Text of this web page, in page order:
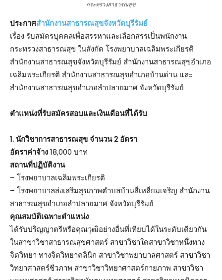
กระทรวงสาธารณสุข
ประกาศสำนักงานสาธารณสุขจังหวัดบุรีรัมย์
เรื่อง รับสมัครบุคคลเพื่อสรรหาและเลือกสรรเป็นพนักงาน
กระทรวงสาธารณสุข ในสังกัด โรงพยาบาลเฉลิมพระเกียรติ
สำนักงานสาธารณสุขจังหวัดบุรีรัมย์ สำนักงานสาธารณสุขอำเภอ
เฉลิมพระเกียรติ สำนักงานสาธารณสุขอำเภอบ้านด่าน และ
สำนักงานสาธารณสุขอำเภอลำปลายมาศ จังหวัดบุรีรัมย์
ตำแหน่งที่รับสมัครสอบและเงินเดือนที่ได้รับ
1. นักวิชาการสาธารณสุข จำนวน 2 อัตรา
อัตราค่าจ้าง18,000 บาท
สถานที่ปฏิบัติงาน
– โรงพยาบาลเฉลิมพระเกียรติ
– โรงพยาบาลส่งเสริมสุขภาพตำบลบ้านสี่เหลี่ยมเจริญ สำนักงาน
สาธารณสุขอำเภอลำปลายมาศ จังหวัดบุรีรัมย์
คุณสมบัติเฉพาะตำแหน่ง
ได้รับปริญญาตรีหรือคุณวุฒิอย่างอื่นที่เทียบได้ในระดับเดียวกัน
ในสาขาวิชาสาธารณสุขศาสตร์ สาขาวิชาใดสาขาวิชาหนึ่งทาง
จิตวิทยา ทางจิตวิทยาคลินิก สาขาวิชาพยาบาลศาสตร์ สาขาวิชา
วิทยาศาสตร์ชีวภาพ สาขาวิชาวิทยาศาสตร์กายภาพ สาขาวิชา